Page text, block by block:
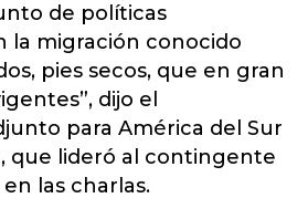
de políticas
la migración conocido
pies secos, que en gran
dijo el
para América del Sur
que lideró al contingente
las charlas.